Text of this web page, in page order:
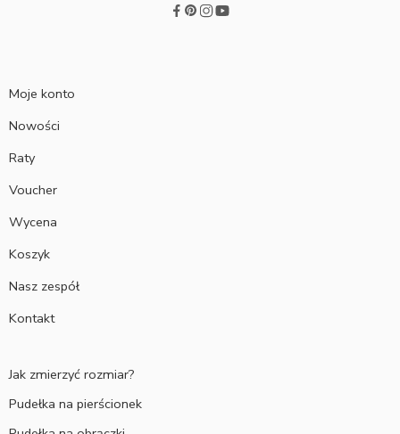
Moje konto
Nowości
Raty
Voucher
Wycena
Koszyk
Nasz zespół
Kontakt
Jak zmierzyć rozmiar?
Pudełka na pierścionek